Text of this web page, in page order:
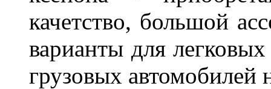
качетство, большой
варианты для
грузовых автомобилей